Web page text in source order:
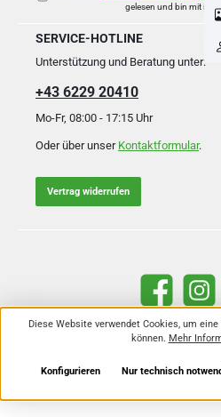
gelesen und bin mit
SERVICE-HOTLINE
Unterstützung und Beratung unter:
+43 6229 20410
Mo-Fr, 08:00 - 17:15 Uhr
Oder über unser Kontaktformular.
Vertrag widerrufen
Facebook Instagram
Alle Preise inkl. gesetzl.
Nachnahmegebühren, wenn
Diese Website verwendet Cookies, um
können. Mehr
Nur technisch
Konfigurieren